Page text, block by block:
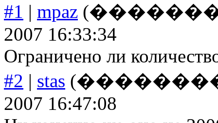
#1 | mpaz
2007 16:33:34
Ограничено ли
#2 | stas
2007 16:47:08